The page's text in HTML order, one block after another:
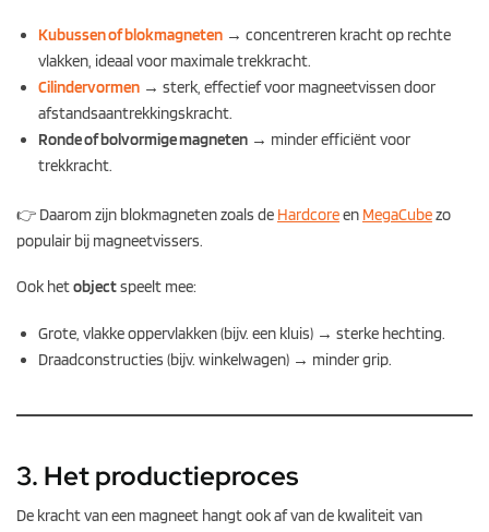
Kubussen of blokmagneten → concentreren kracht op rechte
vlakken, ideaal voor maximale trekkracht.
Cilindervormen → sterk, effectief voor magneetvissen door
afstandsaantrekkingskracht.
Ronde of bolvormige magneten → minder efficiënt voor
trekkracht.
👉 Daarom zijn blokmagneten zoals de Hardcoreen MegaCubezo
populair bij magneetvissers.
Ook hetobjectspeelt mee:
Grote, vlakke oppervlakken (bijv. een kluis) → sterke hechting.
Draadconstructies (bijv. winkelwagen) → minder grip.
3. Het productieproces
De kracht van een magneet hangt ook af van de kwaliteit van